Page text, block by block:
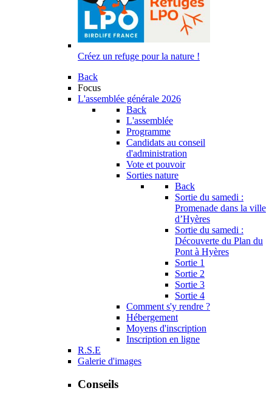
Créez un refuge pour la nature !
Back
Focus
L'assemblée générale 2026
Back
L'assemblée
Programme
Candidats au conseil
d'administration
Vote et pouvoir
Sorties nature
Back
Sortie du samedi :
Promenade dans la ville
d’Hyères
Sortie du samedi :
Découverte du Plan du
Pont à Hyères
Sortie 1
Sortie 2
Sortie 3
Sortie 4
Comment s'y rendre ?
Hébergement
Moyens d'inscription
Inscription en ligne
R.S.E
Galerie d'images
Conseils